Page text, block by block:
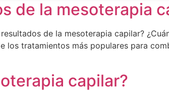
de la mesoterapia
de la mesoterapia capilar?
los tratamientos más populares para
capilar?